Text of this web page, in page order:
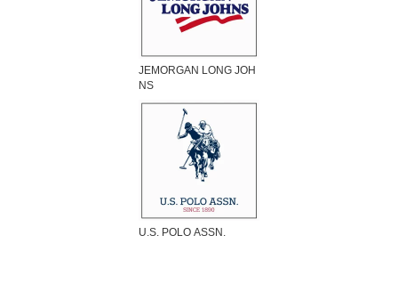
JEMORGAN LONG JOH
NS
U.S. POLO ASSN.